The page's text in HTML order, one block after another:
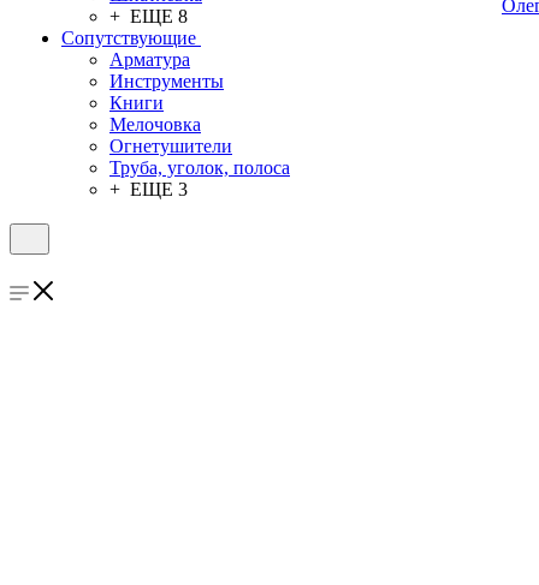
+ ЕЩЕ 8
Сопутствующие
Арматура
Инструменты
Книги
Мелочовка
Огнетушители
Труба, уголок, полоса
+ ЕЩЕ 3